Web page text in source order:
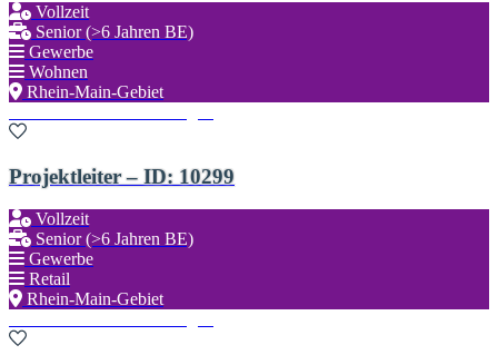
Vollzeit
Senior (>6 Jahren BE)
Gewerbe
Wohnen
Rhein-Main-Gebiet
Projektleiter – ID: 10299
Vollzeit
Senior (>6 Jahren BE)
Gewerbe
Retail
Rhein-Main-Gebiet